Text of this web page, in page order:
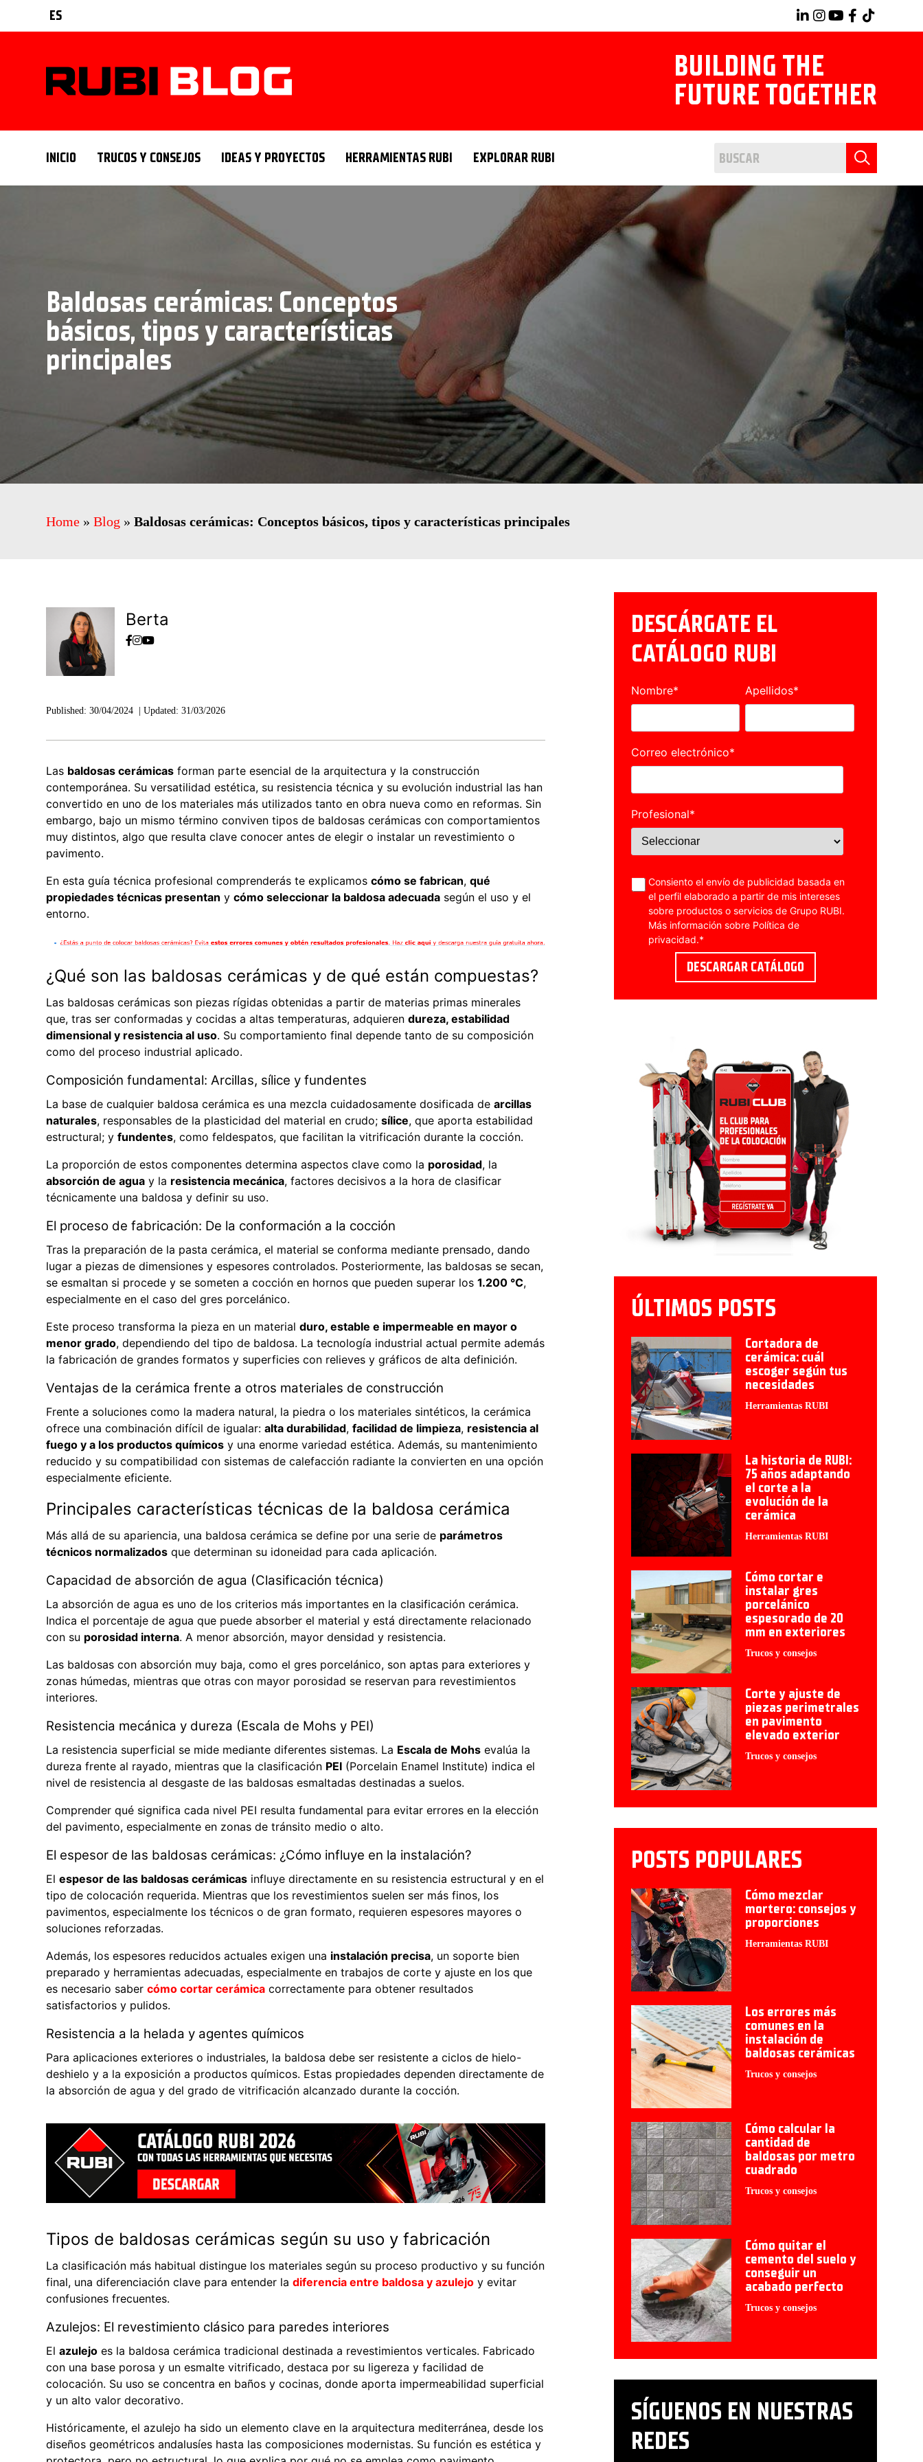
ES
BUILDING THE
FUTURE TOGETHER
INICIO TRUCOS Y CONSEJOS IDEAS Y PROYECTOS HERRAMIENTAS RUBI EXPLORAR RUBI
Baldosas cerámicas: Conceptos
básicos, tipos y características
principales
Home » Blog » Baldosas cerámicas: Conceptos básicos, tipos y características principales
Berta
Published: 30/04/2024 Updated: 31/03/2026
Las baldosas cerámicas forman parte esencial de la arquitectura y la construcción
contemporánea. Su versatilidad estética, su resistencia técnica y su evolución industrial las han
convertido en uno de los materiales más utilizados tanto en obra nueva como en reformas. Sin
embargo, bajo un mismo término conviven tipos de baldosas cerámicas con comportamientos
muy distintos, algo que resulta clave conocer antes de elegir o instalar un revestimiento o
pavimento.
En esta guía técnica profesional comprenderás te explicamos cómo se fabrican, qué
propiedades técnicas presentan y cómo seleccionar la baldosa adecuada según el uso y el
entorno.
¿Qué son las baldosas cerámicas y de qué están compuestas?
Las baldosas cerámicas son piezas rígidas obtenidas a partir de materias primas minerales
que, tras ser conformadas y cocidas a altas temperaturas, adquieren dureza, estabilidad
dimensional y resistencia al uso. Su comportamiento final depende tanto de su composición
como del proceso industrial aplicado.
Composición fundamental: Arcillas, sílice y fundentes
La base de cualquier baldosa cerámica es una mezcla cuidadosamente dosificada de arcillas
naturales, responsables de la plasticidad del material en crudo; sílice, que aporta estabilidad
estructural; y fundentes, como feldespatos, que facilitan la vitrificación durante la cocción.
La proporción de estos componentes determina aspectos clave como la porosidad, la
absorción de agua y la resistencia mecánica, factores decisivos a la hora de clasificar
técnicamente una baldosa y definir su uso.
El proceso de fabricación: De la conformación a la cocción
Tras la preparación de la pasta cerámica, el material se conforma mediante prensado, dando
lugar a piezas de dimensiones y espesores controlados. Posteriormente, las baldosas se secan,
se esmaltan si procede y se someten a cocción en hornos que pueden superar los 1.200 °C,
especialmente en el caso del gres porcelánico.
Este proceso transforma la pieza en un material duro, estable e impermeable en mayor o
menor grado, dependiendo del tipo de baldosa. La tecnología industrial actual permite además
la fabricación de grandes formatos y superficies con relieves y gráficos de alta definición.
Ventajas de la cerámica frente a otros materiales de construcción
Frente a soluciones como la madera natural, la piedra o los materiales sintéticos, la cerámica
ofrece una combinación difícil de igualar: alta durabilidad, facilidad de limpieza, resistencia al
fuego y a los productos químicos y una enorme variedad estética. Además, su mantenimiento
reducido y su compatibilidad con sistemas de calefacción radiante la convierten en una opción
especialmente eficiente.
Principales características técnicas de la baldosa cerámica
Más allá de su apariencia, una baldosa cerámica se define por una serie de parámetros
técnicos normalizados que determinan su idoneidad para cada aplicación.
Capacidad de absorción de agua (Clasificación técnica)
La absorción de agua es uno de los criterios más importantes en la clasificación cerámica.
Indica el porcentaje de agua que puede absorber el material y está directamente relacionado
con su porosidad interna. A menor absorción, mayor densidad y resistencia.
Las baldosas con absorción muy baja, como el gres porcelánico, son aptas para exteriores y
zonas húmedas, mientras que otras con mayor porosidad se reservan para revestimientos
interiores.
Resistencia mecánica y dureza (Escala de Mohs y PEI)
La resistencia superficial se mide mediante diferentes sistemas. La Escala de Mohs evalúa la
dureza frente al rayado, mientras que la clasificación PEI (Porcelain Enamel Institute) indica el
nivel de resistencia al desgaste de las baldosas esmaltadas destinadas a suelos.
Comprender qué significa cada nivel PEI resulta fundamental para evitar errores en la elección
del pavimento, especialmente en zonas de tránsito medio o alto.
El espesor de las baldosas cerámicas: ¿Cómo influye en la instalación?
El espesor de las baldosas cerámicas influye directamente en su resistencia estructural y en el
tipo de colocación requerida. Mientras que los revestimientos suelen ser más finos, los
pavimentos, especialmente los técnicos o de gran formato, requieren espesores mayores o
soluciones reforzadas.
Además, los espesores reducidos actuales exigen una instalación precisa, un soporte bien
preparado y herramientas adecuadas, especialmente en trabajos de corte y ajuste en los que
es necesario saber cómo cortar cerámica correctamente para obtener resultados
satisfactorios y pulidos.
Resistencia a la helada y agentes químicos
Para aplicaciones exteriores o industriales, la baldosa debe ser resistente a ciclos de hielo-
deshielo y a la exposición a productos químicos. Estas propiedades dependen directamente de
la absorción de agua y del grado de vitrificación alcanzado durante la cocción.
Tipos de baldosas cerámicas según su uso y fabricación
La clasificación más habitual distingue los materiales según su proceso productivo y su función
final, una diferenciación clave para entender la diferencia entre baldosa y azulejo y evitar
confusiones frecuentes.
Azulejos: El revestimiento clásico para paredes interiores
El azulejo es la baldosa cerámica tradicional destinada a revestimientos verticales. Fabricado
con una base porosa y un esmalte vitrificado, destaca por su ligereza y facilidad de
colocación. Su uso se concentra en baños y cocinas, donde aporta impermeabilidad superficial
y un alto valor decorativo.
Históricamente, el azulejo ha sido un elemento clave en la arquitectura mediterránea, desde los
diseños geométricos andalusíes hasta las composiciones modernistas. Su función es estética y
DESCÁRGATE EL
CATÁLOGO RUBI
Nombre* Apellidos*
Correo electrónico*
Profesional*
Consiento el envío de publicidad basada en
el perfil elaborado a partir de mis intereses
sobre productos o servicios de Grupo RUBI.
Más información sobre Política de
privacidad.*
ÚLTIMOS POSTS
Cortadora de
cerámica: cuál
escoger según tus
necesidades
Herramientas RUBI
La historia de RUBI:
75 años adaptando
el corte a la
evolución de la
cerámica
Herramientas RUBI
Cómo cortar e
instalar gres
porcelánico
espesorado de 20
mm en exteriores
Trucos y consejos
Corte y ajuste de
piezas perimetrales
en pavimento
elevado exterior
Trucos y consejos
POSTS POPULARES
Cómo mezclar
mortero: consejos y
proporciones
Herramientas RUBI
Los errores más
comunes en la
instalación de
baldosas cerámicas
Trucos y consejos
Cómo calcular la
cantidad de
baldosas por metro
cuadrado
Trucos y consejos
Cómo quitar el
cemento del suelo y
conseguir un
acabado perfecto
Trucos y consejos
SÍGUENOS EN NUESTRAS
REDES